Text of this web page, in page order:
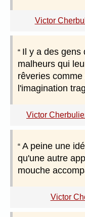
Victor
Il y a des gens
malheurs qui
rêveries
l'imagination
Victor
A peine une
qu'une autre
mouche
Victor